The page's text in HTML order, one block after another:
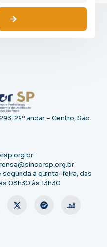
29º andar – Centro, São
segunda a quinta-feira, das
08h30 às 13h30